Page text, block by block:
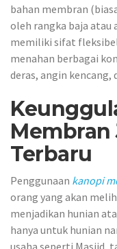
bahan membran
oleh rangka baja atau
memiliki sifat
menahan berbagai
deras, angin kencang,
Membran
Terbaru
Penggunaan kanopi
orang yang akan
menjadikan hunian
hanya untuk hunian
usaha seperti Masjid,